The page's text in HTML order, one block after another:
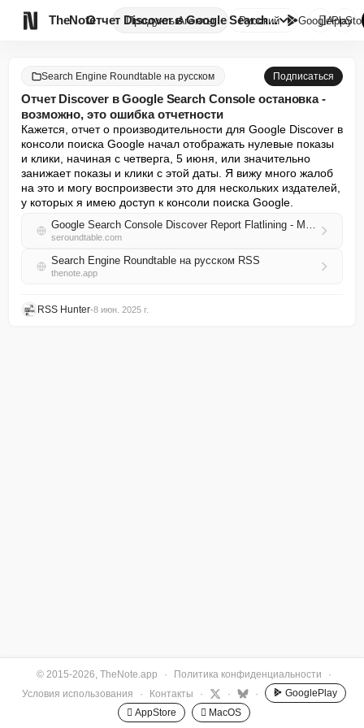
TheNote ПродуктыАгенты
Отчет Discover в Google Search...
Русский GooglePlay

Search Engine Roundtable на русском Подписаться
Отчет Discover в Google Search Console остановка -
возможно, это ошибка отчетности
Кажется, отчет о производительности для Google Discover в
консоли поиска Google начал отображать нулевые показы
и клики, начиная с четверга, 5 июня, или значительно
занижает показы и клики с этой даты. Я вижу много жалоб
на это и могу воспроизвести это для нескольких издателей,
у которых я имею доступ к консоли поиска Google.
Google Search Console Discover Report Flatlining - Might Be A Reporting Bug
seroundtable.com
Search Engine Roundtable на русском RSS
thenote.app
RSS Hunter•8 июн. 2025 г.
© 2015-2026, TheNote.app · Политика конфиденциальности
·
Условия использования
· Контакты · · ·
GooglePlay
 AppStore
 MacOS